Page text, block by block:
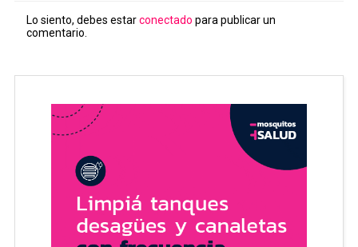
Lo siento, debes estarconectado para publicar un
comentario.